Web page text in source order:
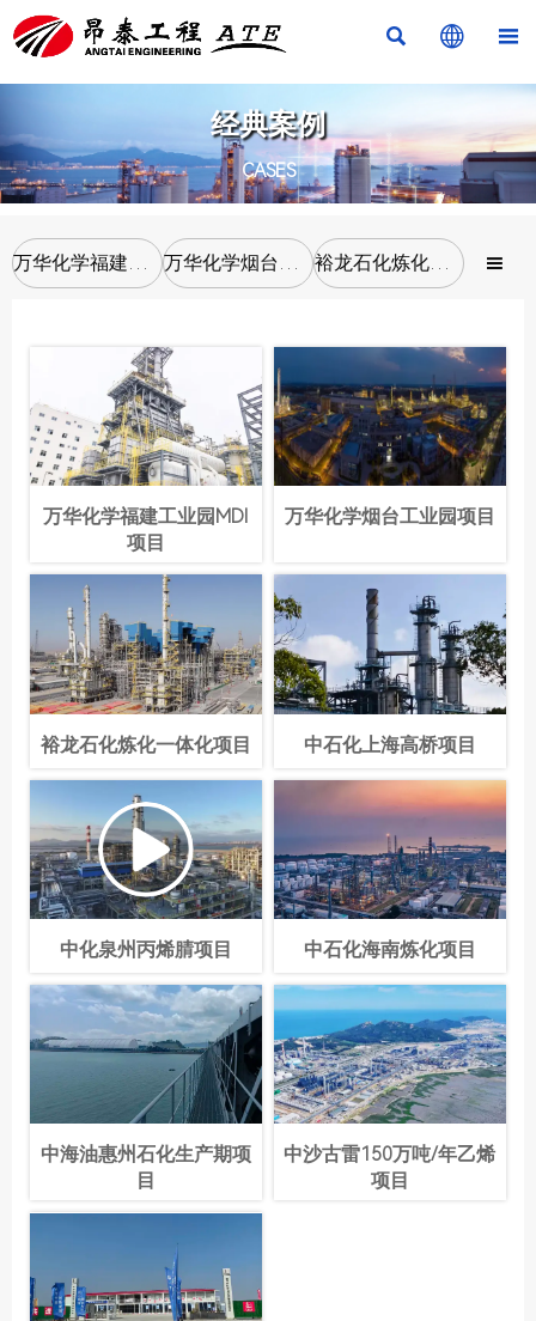
  
经典案例
CASES

万华化学福建工业园MDI
项目
万华化学烟台工业园项目
裕龙石化炼化一体化项目 中石化上海高桥项目
中化泉州丙烯腈项目 中石化海南炼化项目
中海油惠州石化生产期项
目
中沙古雷150万吨/年乙烯
项目